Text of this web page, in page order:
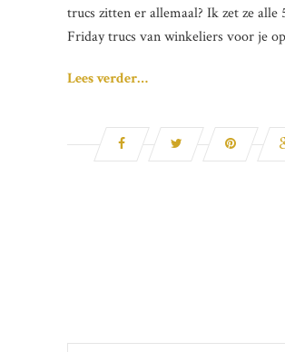
trucs zitten er allemaal? Ik zet ze alle
Friday trucs van winkeliers voor je
Lees verder…